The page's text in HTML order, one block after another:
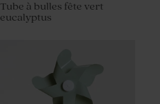
Tube à bulles fête vert
eucalyptus